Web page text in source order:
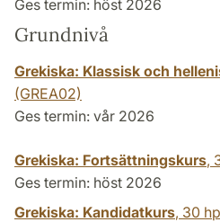
Ges termin: höst 2026
Grundnivå
Grekiska: Klassisk och
(GREA02)
Ges termin: vår 2026
Grekiska: Fortsättningskurs,
Ges termin: höst 2026
Grekiska: Kandidatkurs, 30 hp